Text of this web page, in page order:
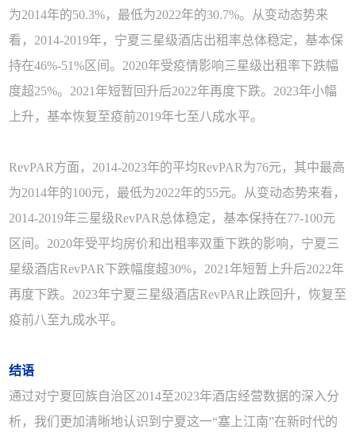
为2014年的50.3%，最低为2022年的30.7%。从变动态势来
看，2014-2019年，宁夏三星级酒店出租率总体稳定，基本保
持在46%-51%区间。2020年受疫情影响三星级出租率下跌幅
度超25%。2021年短暂回升后2022年再度下跌。2023年小幅
上升，基本恢复至疫前2019年七至八成水平。
RevPAR方面，2014-2023年的平均RevPAR为76元，其中最高
为2014年的100元，最低为2022年的55元。从变动态势来看，
2014-2019年三星级RevPAR总体稳定，基本保持在77-100元
区间。2020年受平均房价和出租率双重下跌的影响，宁夏三
星级酒店RevPAR下跌幅度超30%，2021年短暂上升后2022年
再度下跌。2023年宁夏三星级酒店RevPAR止跌回升，恢复至
疫前八至九成水平。
结语
通过对宁夏回族自治区2014至2023年酒店经营数据的深入分
析，我们更加清晰地认识到宁夏这一“塞上江南”在新时代的